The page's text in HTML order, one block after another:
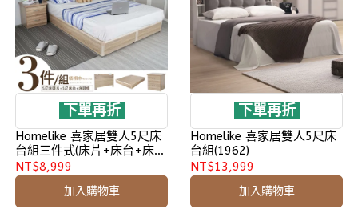
下單再折
Homelike 喜家居雙人5尺床
台組三件式(床片+床台+床頭
櫃)(1909)
NT$8,999
加入購物車
下單再折
Homelike 喜家居雙人5尺床
台組(1962)
NT$13,999
加入購物車